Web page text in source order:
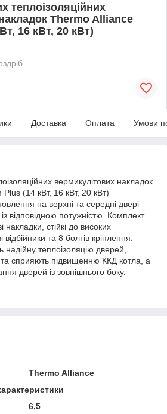
теплоізоляційних
Thermo Alliance
16 кВт, 20 кВт)
Доставка Оплата Умови
вермикулітових накладок
(14 кВт, 16 кВт, 20 кВт)
на верхні та середні двері
відповідною потужністю. Комплект
накладки, стійкі до високих
та 8 болтів кріплення.
теплоізоляцію дверей,
сприяють підвищенню ККД котла, а
дверей із зовнішнього боку.
Thermo Alliance
6,5